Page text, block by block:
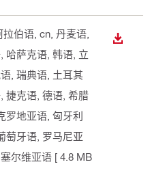
拉伯语, cn, 丹麦语,
哈萨克语, 韩语, 立
, 瑞典语, 土耳其
捷克语, 德语, 希腊
罗地亚语, 匈牙利
萄牙语, 罗马尼亚
尔维亚语 [ 4.8 MB
下載